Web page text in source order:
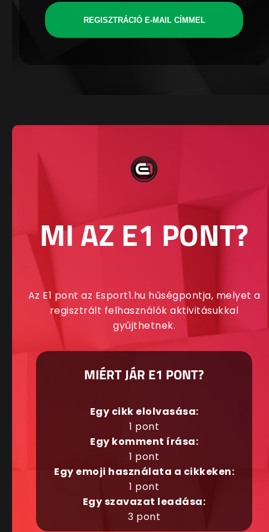
REGISZTRÁCIÓ E-MAIL CÍMMEL
MI AZ E1 PONT?
Az E1 pont az Esport1.hu hűségpontja, melyet a
regisztrált felhasználók aktivitásukkal
gyűjthetnek.
MIÉRT JÁR E1 PONT?
Egy cikk elolvasása:
1 pont
Egy komment írása:
1 pont
Egy emoji használata a cikkeken:
1 pont
Egy szavazat leadása:
3 pont